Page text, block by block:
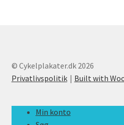
© Cykelplakater.dk 2026
Privatlivspolitik
Built with
Min konto